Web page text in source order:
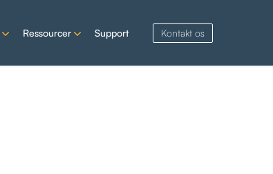
Ressourcer Support Kontakt os